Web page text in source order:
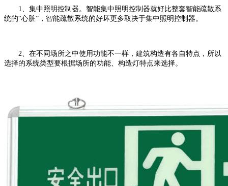
1、集中照明控制器。智能集中照明控制器就好比整套智能疏散系
统的“心脏”，智能疏散系统的好坏更多取决于集中照明控制器。
2、在不同场所之中使用功能不一样，建筑构造有各自特点，所以
选择的系统类型要根据场所的功能、构造灯特点来选择。